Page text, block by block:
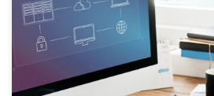
Penggunaan Document Management
merupakan salah satu upaya untuk
dokumen di perusahaan. Berikut ini
DMS terbaik yang dapat Anda coba. 1.
mencari software yang secara khusus
manajemen dokumen, Auditrunner